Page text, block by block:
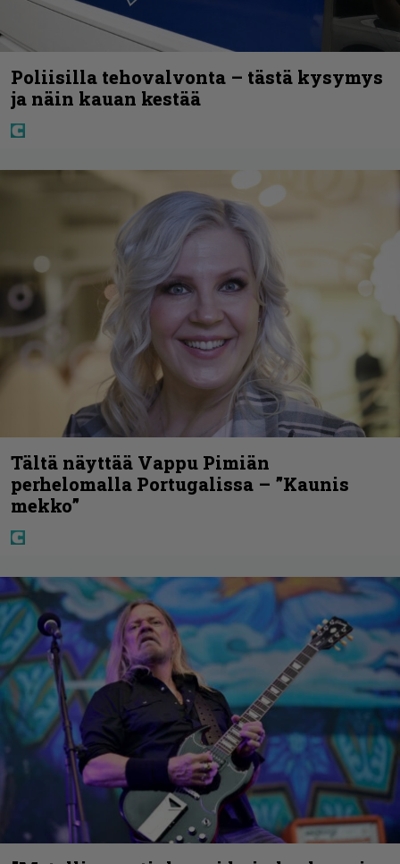
Poliisilla tehovalvonta – tästä kysymys
ja näin kauan kestää
Tältä näyttää Vappu Pimiän
perhelomalla Portugalissa – ”Kaunis
mekko”